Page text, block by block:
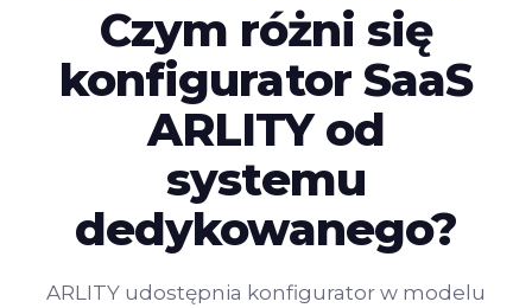
Czym różni się
konfigurator SaaS
ARLITY od
systemu
dedykowanego?
ARLITY udostępnia konfigurator w modelu